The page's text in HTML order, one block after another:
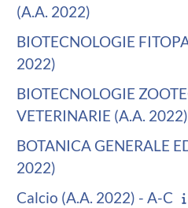
(A.A. 2022)
BIOTECNOLOGIE
2022)
BIOTECNOLOGIE
VETERINARIE (A.A. 2022)
BOTANICA GENERALE
2022)
Calcio (A.A. 2022) - A-C